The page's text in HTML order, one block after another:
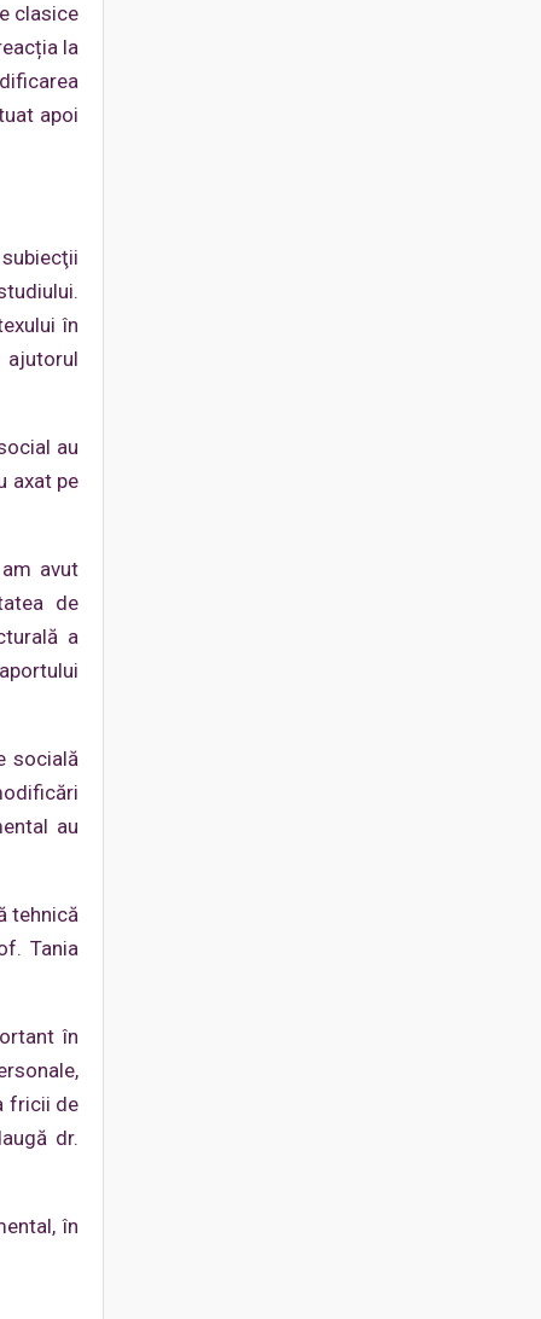
clasice
la
apoi
în
au
axat pe
avut
de
a
socială
au
tehnică
Tania
în
fricii de
dr.
în